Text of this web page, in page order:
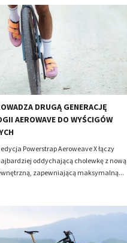
DRUGĄ GENERACJĘ
AEROWAVE DO WYŚCIGÓW
Powerstrap Aeroweave X łączy
oddychającą cholewkę z nową
zapewniającą maksymalną...